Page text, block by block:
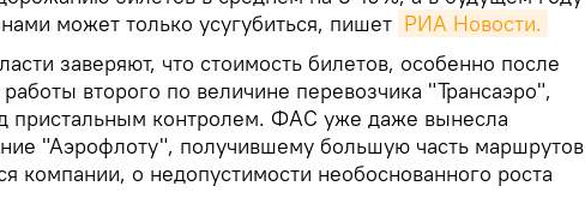
может только усугубиться, пишет РИА Новости.
заверяют, что стоимость билетов, особенно после
второго по величине перевозчика "Трансаэро",
пристальным контролем. ФАС уже даже вынесла
"Аэрофлоту", получившему большую часть маршрутов
компании, о недопустимости необоснованного роста